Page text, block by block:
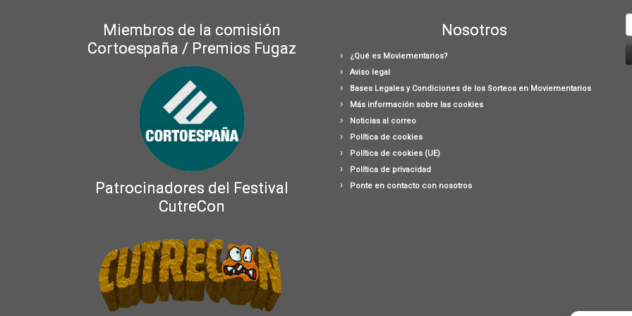
Miembros de la comisión
Cortoespaña / Premios Fugaz
Patrocinadores del Festival
CutreCon
Nosotros
¿Qué es Moviementarios?
Aviso legal
Bases Legales y Condiciones de los Sorteos en Moviementarios
Más información sobre las cookies
Noticias al correo
Política de cookies
Política de cookies (UE)
Política de privacidad
Ponte en contacto con nosotros